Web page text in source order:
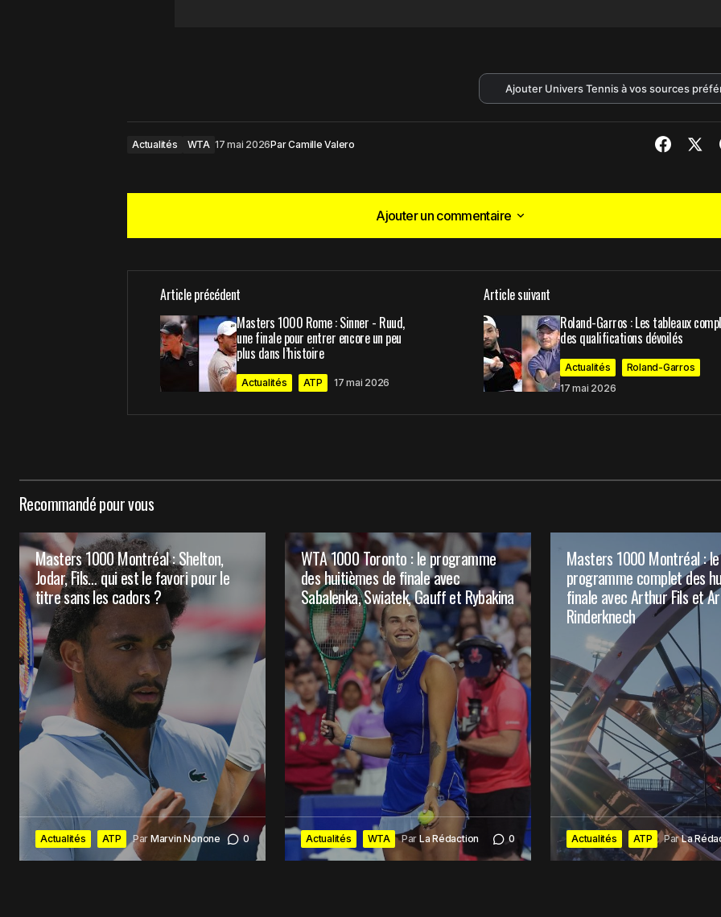
Ajouter Univers Tennis à vos sources
Actualités WTA 17 mai 2026ParCamille Valero
Ajouter un commentaire
Ajouter un commentaire
Votre adresse e-mail ne sera pas publiée. Les champs obligatoires sont indiqués avec
Comment*
Prévenez-moi de tous les nouveaux commentaires par e-mail.
Prévenez-moi de tous les nouveaux articles par e-mail.
Submit Comment
Article précédent
Masters 1000 Rome : Sinner - Ruud,
une finale pour entrer encore un peu
plus dans l’histoire
Actualités ATP 17 mai 2026
Article suivant
Roland-Garros : Les tableaux
des qualifications dévoilés
Actualités
Roland-Garros
17 mai 2026
Recommandé pour vous
Masters 1000 Montréal : Shelton,
Jodar, Fils… qui est le favori pour le
titre sans les cadors ?
Actualités ATP Par Marvin Nonone 0
WTA 1000 Toronto : le programme
des huitièmes de finale avec
Sabalenka, Swiatek, Gauff et Rybakina
Actualités WTA Par La Rédaction 0
Masters 1000 Montréal : le
programme complet des
finale avec Arthur Fils et
Rinderknech
Actualités ATP ParLa